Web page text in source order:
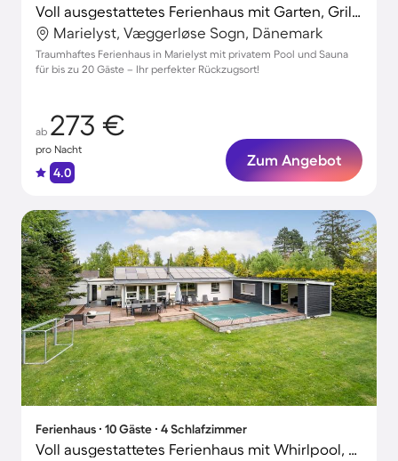
Voll ausgestattetes Ferienhaus mit Garten, Grill und Whirlpool
Marielyst, Væggerløse Sogn, Dänemark
Traumhaftes Ferienhaus in Marielyst mit privatem Pool und Sauna
für bis zu 20 Gäste – Ihr perfekter Rückzugsort!
ab 273 €
pro Nacht
4.0
Zum Angebot
Ferienhaus ∙ 10 Gäste ∙ 4 Schlafzimmer
Voll ausgestattetes Ferienhaus mit Whirlpool, Terrasse und Grill | Haustiere sind willkommen